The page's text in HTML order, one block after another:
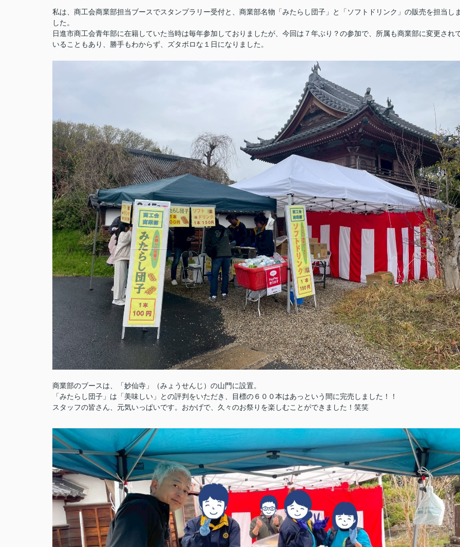
私は、商工会商業部担当ブースでスタンプラリー受付と、商業部名物「みたらし団子」と「ソフトドリンク」の販売を担当し
した。
日進市商工会青年部に在籍していた当時は毎年参加しておりましたが、今回は７年ぶり？の参加で、所属も商業部に変更され
いることもあり、勝手もわからず、ズタボロな１日になりました。
商業部のブースは、「妙仙寺」（みょうせんじ）の山門に設置。
「みたらし団子」は「美味しい」との評判をいただき、目標の６００本はあっという間に完売しました！！
スタッフの皆さん、元気いっぱいです。おかげで、久々のお祭りを楽しむことができました！笑笑